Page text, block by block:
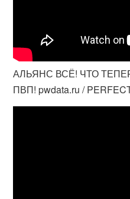
АЛЬЯНС ВСЁ! ЧТО
ПВП! pwdata.ru /